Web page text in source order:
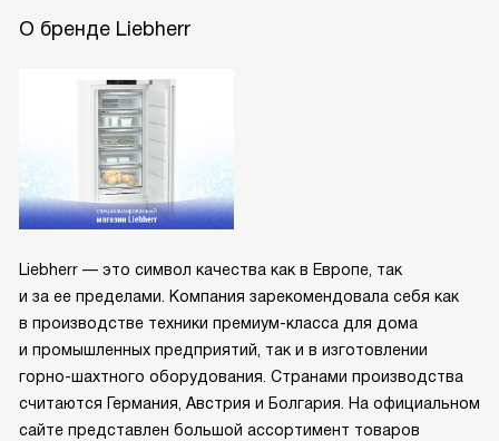
О бренде Liebherr
Liebherr — это символ качества как в Европе, так
и за ее пределами. Компания зарекомендовала себя как
в производстве техники премиум-класса для дома
и промышленных предприятий, так и в изготовлении
горно-шахтного оборудования. Странами производства
считаются Германия, Австрия и Болгария. На официальном
сайте представлен большой ассортимент товаров